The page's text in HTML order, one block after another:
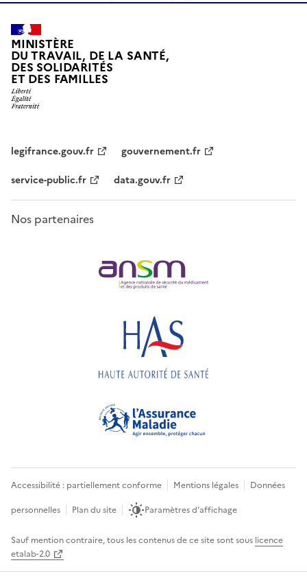
MINISTÈRE
DU TRAVAIL, DE LA SANTÉ,
DES SOLIDARITÉS
ET DES FAMILLES
legifrance.gouv.fr
gouvernement.fr
service-public.fr
data.gouv.fr
Nos partenaires
Accessibilité : partiellement conforme Mentions légales
Données
personnelles
Plan du site Paramètres d'affichage
Sauf mention contraire, tous les contenus de ce site sont sous licence
etalab-2.0